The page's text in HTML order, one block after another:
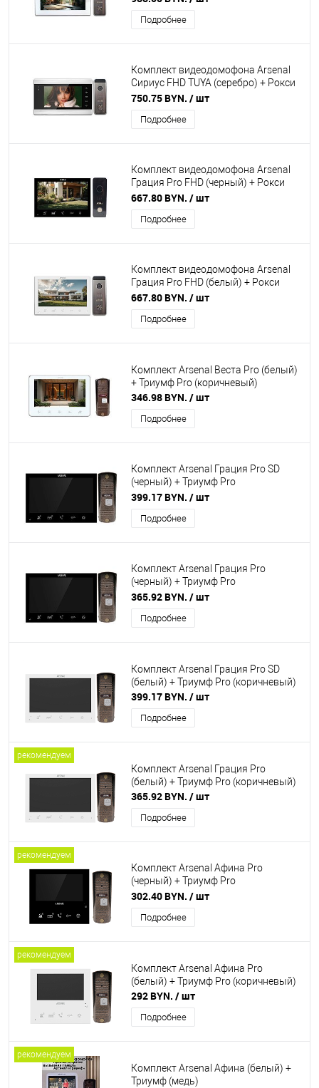
Подробнее
Комплект видеодомофона Arsenal
Сириус FHD TUYA (серебро) + Рокси
FHD (серебро)
750.75 BYN. / шт
Подробнее
Комплект видеодомофона Arsenal
Грация Pro FHD (черный) + Рокси
FHD (чёрный)
667.80 BYN. / шт
Подробнее
Комплект видеодомофона Arsenal
Грация Pro FHD (белый) + Рокси
FHD (серебро)
667.80 BYN. / шт
Подробнее
Комплект Arsenal Веста Pro (белый)
+ Триумф Pro (коричневый)
346.98 BYN. / шт
Подробнее
Комплект Arsenal Грация Pro SD
(черный) + Триумф Pro
(коричневый)
399.17 BYN. / шт
Подробнее
Комплект Arsenal Грация Pro
(черный) + Триумф Pro
(коричневый)
365.92 BYN. / шт
Подробнее
Комплект Arsenal Грация Pro SD
(белый) + Триумф Pro (коричневый)
399.17 BYN. / шт
Подробнее
рекомендуем
Комплект Arsenal Грация Pro
(белый) + Триумф Pro (коричневый)
365.92 BYN. / шт
Подробнее
рекомендуем
Комплект Arsenal Афина Pro
(черный) + Триумф Pro
(коричневый)
302.40 BYN. / шт
Подробнее
рекомендуем
Комплект Arsenal Афина Pro
(белый) + Триумф Pro (коричневый)
292 BYN. / шт
Подробнее
рекомендуем
Комплект Arsenal Афина (белый) +
Триумф (медь)